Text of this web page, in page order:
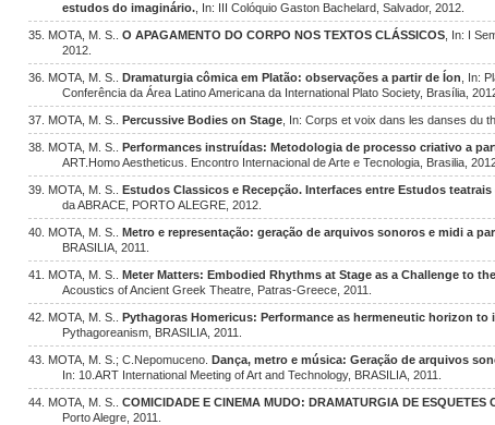
estudos do imaginário. , In: III Colóquio Gaston Bachelard, Salvador, 2012.
35. MOTA, M. S.. O APAGAMENTO DO CORPO NOS TEXTOS CLÁSSICOS , In: I
2012.
36. MOTA, M. S.. Dramaturgia cômica em Platão: observações a partir de Íon , In:
Conferência da Área Latino Americana da International Plato Society, Brasília,
37. MOTA, M. S.. Percussive Bodies on Stage , In: Corps et voix dans les danses du
38. MOTA, M. S.. Performances instruídas: Metodologia de processo criativo a
ART.Homo Aestheticus. Encontro Internacional de Arte e Tecnologia, Brasilia,
39. MOTA, M. S.. Estudos Classicos e Recepção. Interfaces entre Estudos
da ABRACE, PORTO ALEGRE, 2012.
40. MOTA, M. S.. Metro e representação: geração de arquivos sonoros e midi a
BRASILIA, 2011.
41. MOTA, M. S.. Meter Matters: Embodied Rhythms at Stage as a Challenge to
Acoustics of Ancient Greek Theatre, Patras-Greece, 2011.
42. MOTA, M. S.. Pythagoras Homericus: Performance as hermeneutic horizon
Pythagoreanism, BRASILIA, 2011.
43. MOTA, M. S.; C.Nepomuceno. Dança, metro e música: Geração de arquivos
In: 10.ART International Meeting of Art and Technology, BRASILIA, 2011.
44. MOTA, M. S.. COMICIDADE E CINEMA MUDO: DRAMATURGIA DE ESQUETES
Porto Alegre, 2011.